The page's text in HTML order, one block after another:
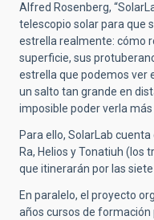
Alfred Rosenberg,
telescopio solar para que
estrella realmente: cómo
superficie, sus
estrella que podemos ver
un salto tan grande en
imposible poder verla
Para ello, SolarLab
Ra, Helios y Tonatiuh (los
que itinerarán por las
En paralelo, el proyecto
años cursos de